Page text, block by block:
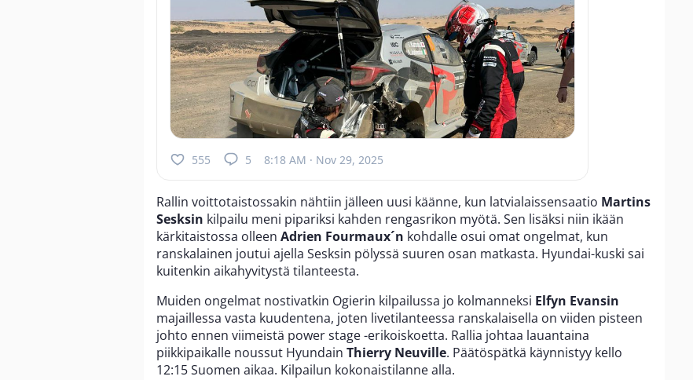
555 5 8:18 AM · Nov 29, 2025
Rallin voittotaistossakin nähtiin jälleen uusi käänne, kun latvialaissensaatio Martins
Sesksin kilpailu meni pipariksi kahden rengasrikon myötä. Sen lisäksi niin ikään
kärkitaistossa olleen Adrien Fourmaux´n kohdalle osui omat ongelmat, kun
ranskalainen joutui ajella Sesksin pölyssä suuren osan matkasta. Hyundai-kuski sai
kuitenkin aikahyvitystä tilanteesta.
Muiden ongelmat nostivatkin Ogierin kilpailussa jo kolmanneksi Elfyn Evansin
majaillessa vasta kuudentena, joten livetilanteessa ranskalaisella on viiden pisteen
johto ennen viimeistä power stage -erikoiskoetta. Rallia johtaa lauantaina
piikkipaikalle noussut Hyundain Thierry Neuville. Päätöspätkä käynnistyy kello
12:15 Suomen aikaa. Kilpailun kokonaistilanne alla.